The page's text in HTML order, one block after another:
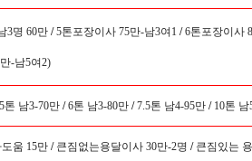
3명 60만 /5톤포장이사 75만-남3여1 /6톤포장이사
-남5여2)
톤 남3-70만 /6톤 남3-80만 /7.5톤 남4-95만 /10톤 남
움 15만 /큰짐없는용달이사 30만-2명 /큰짐있는